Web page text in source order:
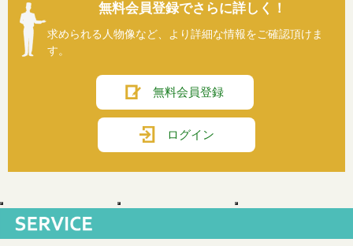
無料会員登録でさらに詳しく！
求められる人物像など、より詳細な情報をご確認頂けま
す。
無料会員登録
ログイン